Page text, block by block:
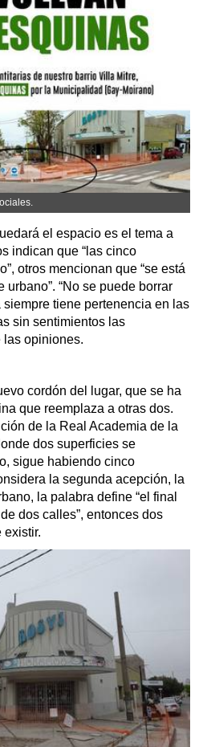
el espacio es el tema a
indican que “las cinco
otros mencionan que “se está
“No se puede borrar
siempre tiene pertenencia en las
sin sentimientos las
las opiniones.
cordón del lugar, que se ha
que reemplaza a otras dos.
de la Real Academia de la
dos superficies se
sigue habiendo cinco
la segunda acepción, la
la palabra define “el final
dos calles”, entonces dos
existir.